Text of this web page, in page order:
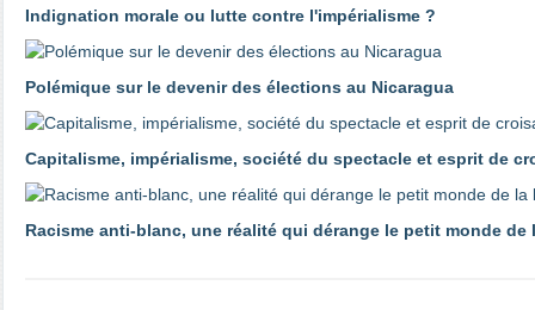
Indignation morale ou lutte contre l'impérialisme ?
Polémique sur le devenir des élections au Nicaragua
Capitalisme, impérialisme, société du spectacle et esprit de
Racisme anti-blanc, une réalité qui dérange le petit monde